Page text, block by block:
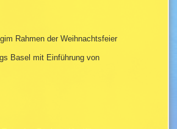
Rahmen der Weihnachtsfeier
Basel mit Einführung von